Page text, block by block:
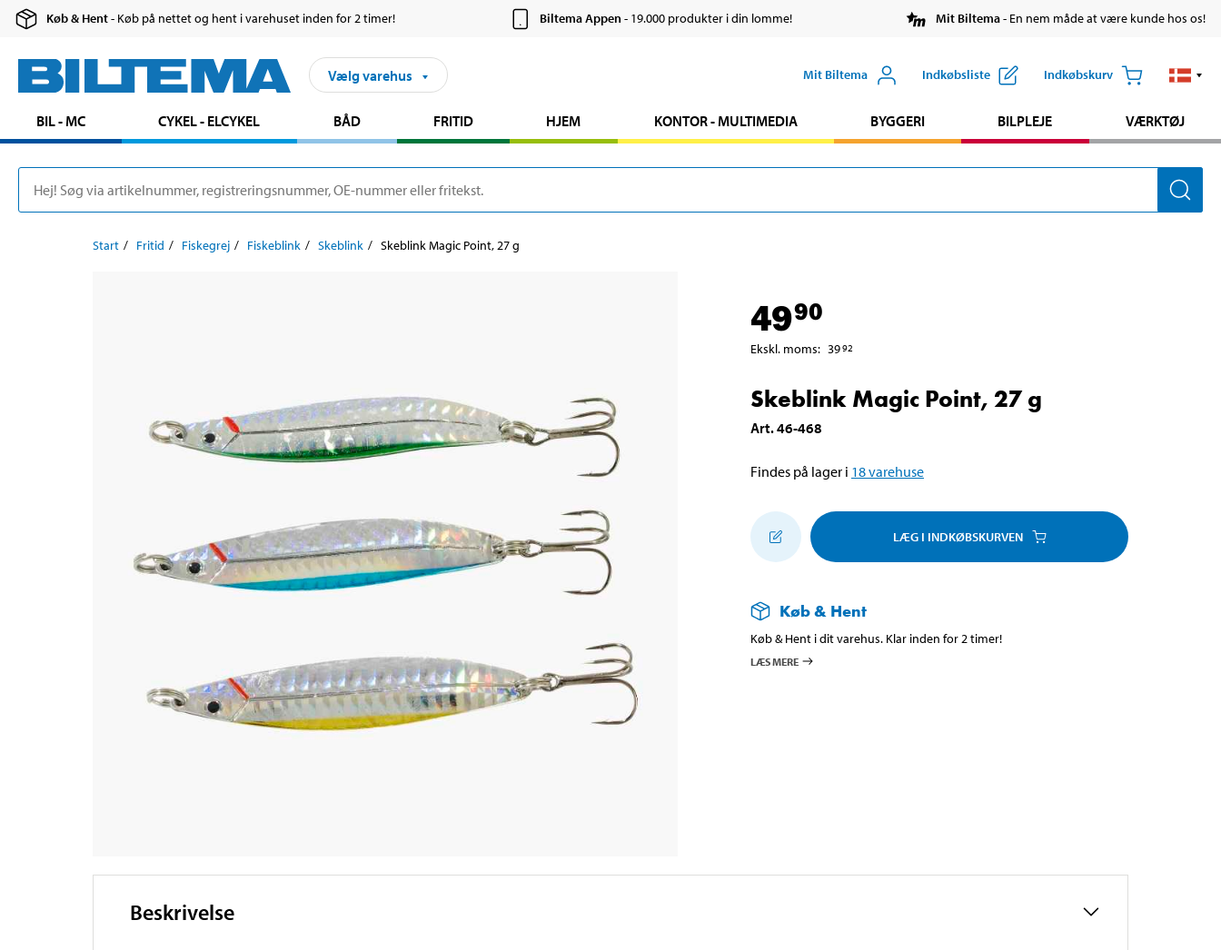
Køb & Hent- Køb på nettet og hent i varehuset inden for 2 timer! Biltema Appen- 19.000 produkter i din lomme! Mit Biltema- En nem måde at være kunde hos os!
Vælg varehus Mit Biltema Indkøbsliste Indkøbskurv
BIL - MC CYKEL - ELCYKEL BÅD FRITID HJEM KONTOR - MULTIMEDIA BYGGERI BILPLEJE VÆRKTØJ
Start Fritid Fiskegrej Fiskeblink Skeblink Skeblink Magic Point, 27 g
4990
Ekskl. moms: 3992
Skeblink Magic Point, 27 g
Art.46-468
Findes på lager i 18varehuse
LÆG I INDKØBSKURVEN
Køb & Hent
Køb & Hent i dit varehus. Klar inden for 2 timer!
LÆS MERE
Beskrivelse